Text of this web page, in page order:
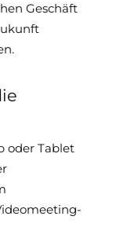
Geschäft
oder Tablet